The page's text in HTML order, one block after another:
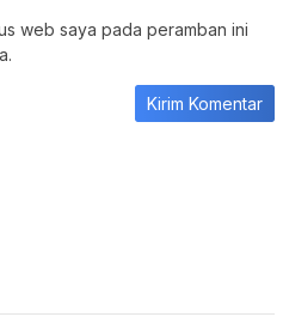
web saya pada peramban ini